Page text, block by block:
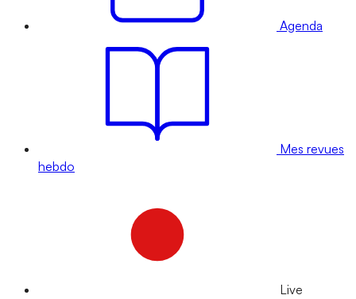
Agenda
Mes revues
hebdo
Live